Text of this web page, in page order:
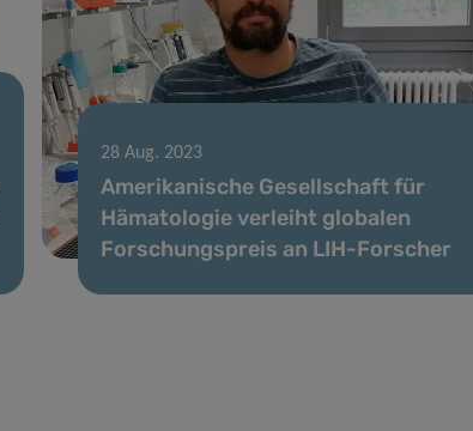
28 Aug. 2023
Amerikanische Gesellschaft für
Hämatologie verleiht globalen
Forschungspreis an LIH-Forscher